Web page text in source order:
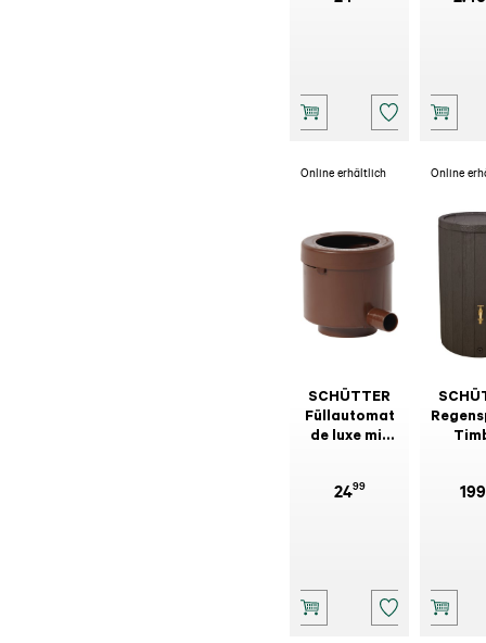
Online erhältlich
SCHÜTTER
Füllautomat
de luxe mit
2499
Online
199